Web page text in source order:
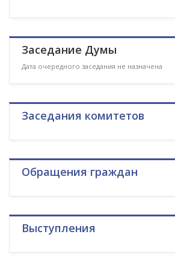
Заседание Думы
Дата очередного заседания не назначена
Заседания комитетов
Обращения граждан
Выступления